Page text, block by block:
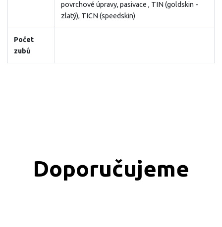
povrchové úpravy, pasivace , TIN (goldskin -
zlatý), TICN (speedskin)
Počet
zubů
Doporučujeme